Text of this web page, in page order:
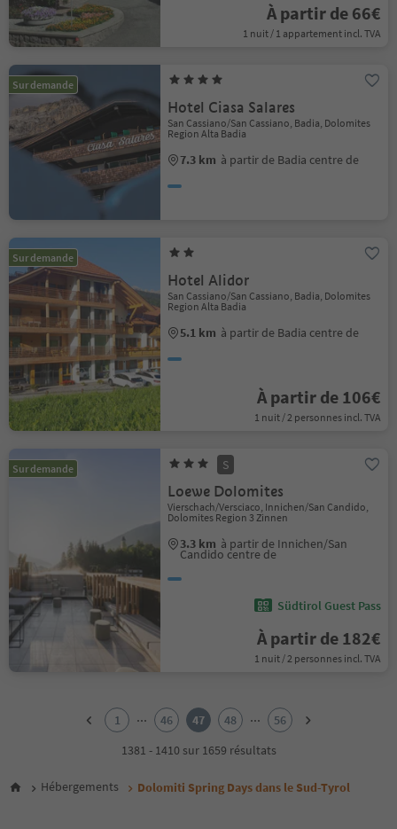
À partir de 66€
1 nuit / 1 appartement incl. TVA
Sur demande
Hotel Ciasa Salares
San Cassiano/San Cassiano, Badia, Dolomites
Region Alta Badia
7.3 km à partir de Badia centre de
Sur demande
Hotel Alidor
San Cassiano/San Cassiano, Badia, Dolomites
Region Alta Badia
5.1 km à partir de Badia centre de
À partir de 106€
1 nuit / 2 personnes incl. TVA
Sur demande S
Loewe Dolomites
Vierschach/Versciaco, Innichen/San Candido,
Dolomites Region 3 Zinnen
3.3 km à partir de Innichen/San
Candido centre de
Südtirol Guest Pass
À partir de 182€
1 nuit / 2 personnes incl. TVA
6
1 ... 46 47 48 ...
56
1381 - 1410 sur 1659 résultats
Hébergements Dolomiti Spring Days dans le Sud-Tyrol